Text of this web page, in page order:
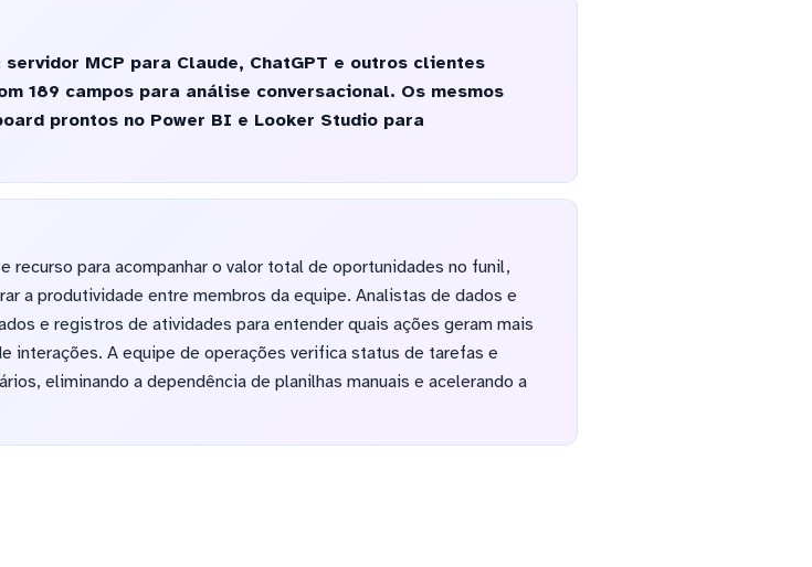
MCP para Claude, ChatGPT e outros clientes
189 campos para análise conversacional. Os mesmos
prontos no Power BI e Looker Studio para
para acompanhar o valor total de oportunidades no funil,
a produtividade entre membros da equipe. Analistas de dados e
e registros de atividades para entender quais ações geram mais
interações. A equipe de operações verifica status de tarefas e
eliminando a dependência de planilhas manuais e acelerando a